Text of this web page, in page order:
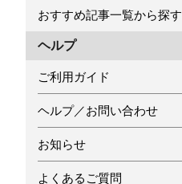
おすすめ記事一覧から探す
ヘルプ
ご利用ガイド
ヘルプ／お問い合わせ
お知らせ
よくあるご質問